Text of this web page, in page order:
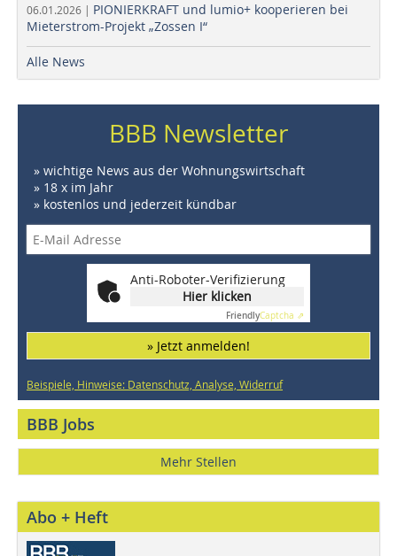
06.01.2026 | PIONIERKRAFT und lumio+ kooperieren bei
Mieterstrom-Projekt „Zossen I“
Alle News
BBB Newsletter
» wichtige News aus der Wohnungswirtschaft
» 18 x im Jahr
» kostenlos und jederzeit kündbar
Anti-Roboter-Verifizierung
Hier klicken
FriendlyCaptcha ⇗
» Jetzt anmelden!
Beispiele, Hinweise: Datenschutz, Analyse, Widerruf
BBB Jobs
Mehr Stellen
Abo + Heft